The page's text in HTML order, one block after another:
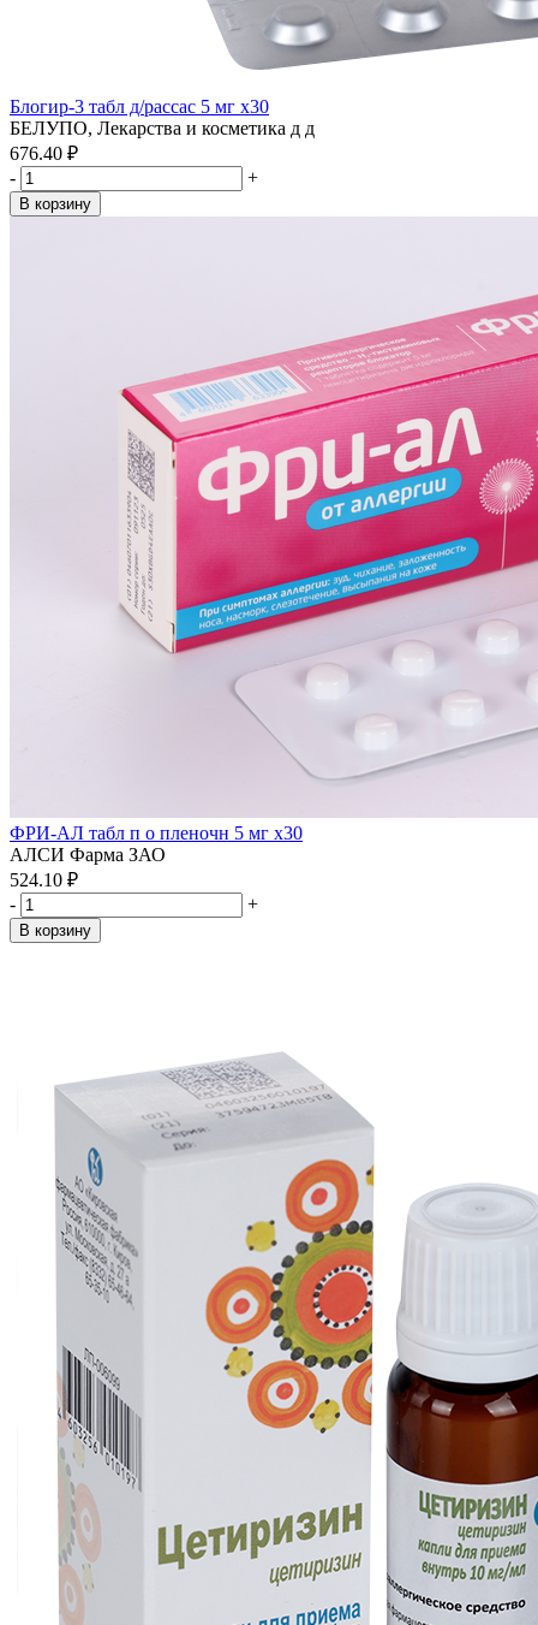
Блогир-3 табл д/рассас 5 мг x30
БЕЛУПО, Лекарства и косметика д д
676.40 ₽
-
+
В корзину
ФРИ-АЛ табл п о пленочн 5 мг x30
АЛСИ Фарма ЗАО
524.10 ₽
-
+
В корзину